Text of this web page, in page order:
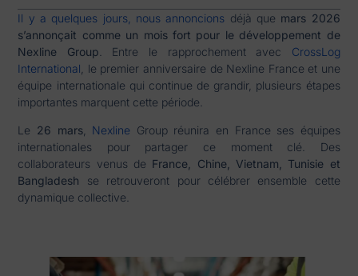
Il y a quelques jours, nous annoncions déjà que mars 2026
s’annonçait comme un mois fort pour le développement de
Nexline Group . Entre le rapprochement avec CrossLog
International , le premier anniversaire de Nexline France et une
équipe internationale qui continue de grandir, plusieurs étapes
importantes marquent cette période.
Le 26 mars, Nexline Group réunira en France ses équipes
internationales pour partager ce moment clé. Des
collaborateurs venus de France, Chine, Vietnam, Tunisie et
Bangladesh se retrouveront pour célébrer ensemble cette
dynamique collective.